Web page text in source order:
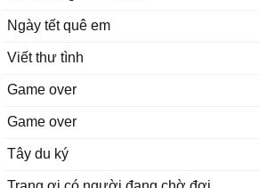
Ngày tết quê em
Viết thư tình
Game over
Game over
Tây du ký